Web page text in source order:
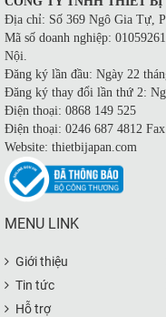
Địa chỉ: Số 369 Ngô Gia Tự,
Mã số doanh nghiệp:
Nội.
Đăng ký lần đầu: Ngày 22
Đăng ký thay đổi lần thứ 2:
Điện thoại: 0868 149 525
Điện thoại: 0246 687 4812
Website: thietbijapan.com
MENU LINK
Giới thiệu
Tin tức
Hỗ trợ